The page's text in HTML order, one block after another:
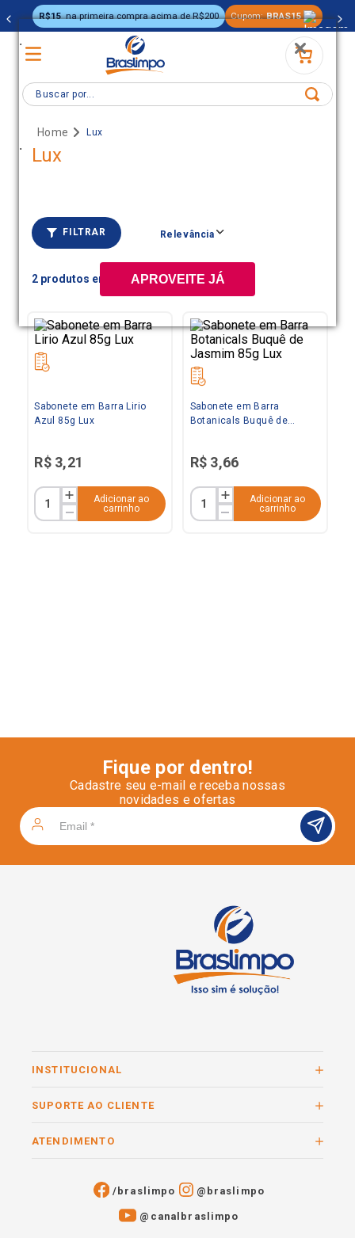
.
.
APROVEITE JÁ
R$15 na primeira compra acima de R$200 Cupom: BRAS15
Buscar por...
Lux
Lux
FILTRAR Relevância
2
Sabonete em Barra Lirio
Azul 85g Lux
R$ 3,21
Adicionar ao
carrinho
Sabonete em Barra
Botanicals Buquê de
R$ 3,66
Adicionar ao
carrinho
Fique por dentro!
Cadastre seu e-mail e receba nossas
novidades e ofertas
INSTITUCIONAL
SUPORTE AO CLIENTE
ATENDIMENTO
/braslimpo @braslimpo
@canalbraslimpo​